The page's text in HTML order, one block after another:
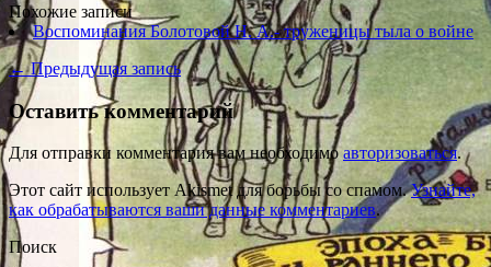
Похожие записи
Воспоминания Болотовой Н. А.- труженицы тыла о войне
← Предыдущая запись
Оставить комментарий
Для отправки комментария вам необходимо авторизоваться.
Этот сайт использует Akismet для борьбы со спамом.Узнайте,
как обрабатываются ваши данные комментариев.
Поиск